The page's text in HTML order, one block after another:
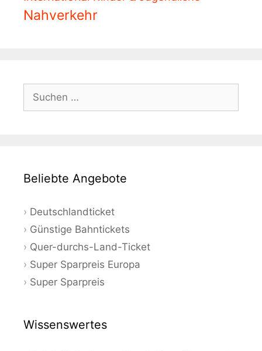
Nahverkehr
nach:
Beliebte Angebote
Deutschlandticket
Günstige Bahntickets
Quer-durchs-Land-Ticket
Super Sparpreis Europa
Super Sparpreis
Wissenswertes